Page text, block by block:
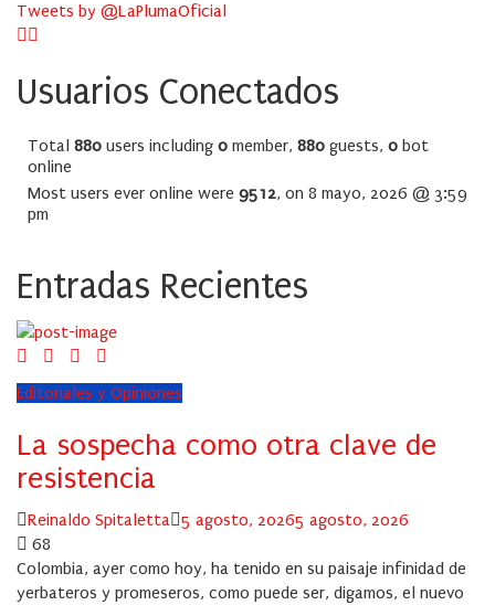
Tweets by @LaPlumaOficial
Usuarios Conectados
Total 880 users including 0 member, 880 guests, 0 bot
online
Most users ever online were 9512, on 8 mayo, 2026 @ 3:59
pm
Entradas Recientes
Editoriales y Opiniones
La sospecha como otra clave de
resistencia
Author
Reinaldo Spitaletta Posted
5 agosto, 20265 agosto, 2026
68
Colombia, ayer como hoy, ha tenido en su paisaje infinidad de
yerbateros y promeseros, como puede ser, digamos, el nuevo